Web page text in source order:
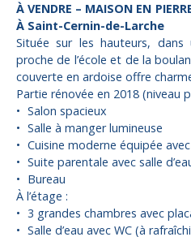
À VENDRE – MAISON EN
À Saint-Cernin-de-Larche
Située sur les hauteurs,
proche de l’école et de la
couverte en ardoise offre
Partie rénovée en 2018 (niveau
Salon spacieux
Salle à manger lumineuse
Cuisine moderne équipée
Suite parentale avec salle
Bureau
À l’étage :
3 grandes chambres avec
Salle d’eau avec WC (à